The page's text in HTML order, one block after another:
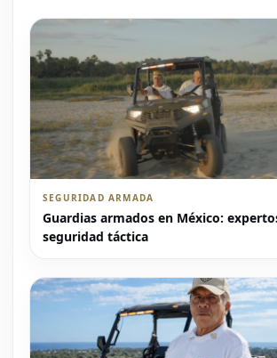
SEGURIDAD ARMADA
Guardias armados en México:
seguridad táctica